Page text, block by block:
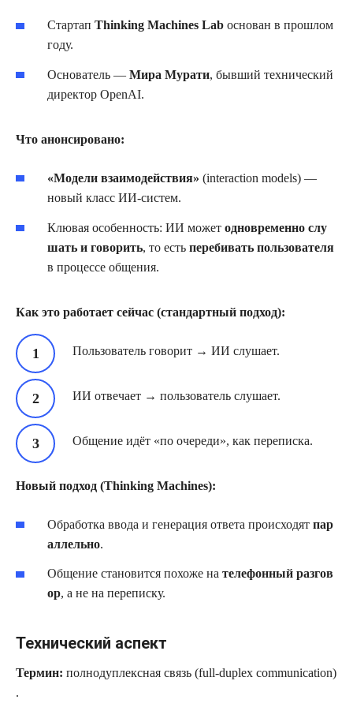
Стартап Thinking Machines Lab основан в прошлом
году.
Основатель — Мира Мурати, бывший технический
директор OpenAI.
Что анонсировано:
«Модели взаимодействия» (interaction models) —
новый класс ИИ‑систем.
Клювая особенность: ИИ может одновременно слу
шать и говорить, то есть перебивать пользователя
в процессе общения.
Как это работает сейчас (стандартный подход):
Пользователь говорит → ИИ слушает.
ИИ отвечает → пользователь слушает.
Общение идёт «по очереди», как переписка.
Новый подход (Thinking Machines):
Обработка ввода и генерация ответа происходят пар
аллельно.
Общение становится похоже на телефонный разгов
ор, а не на переписку.
Технический аспект
Термин: полнодуплексная связь (full‑duplex communication)
.